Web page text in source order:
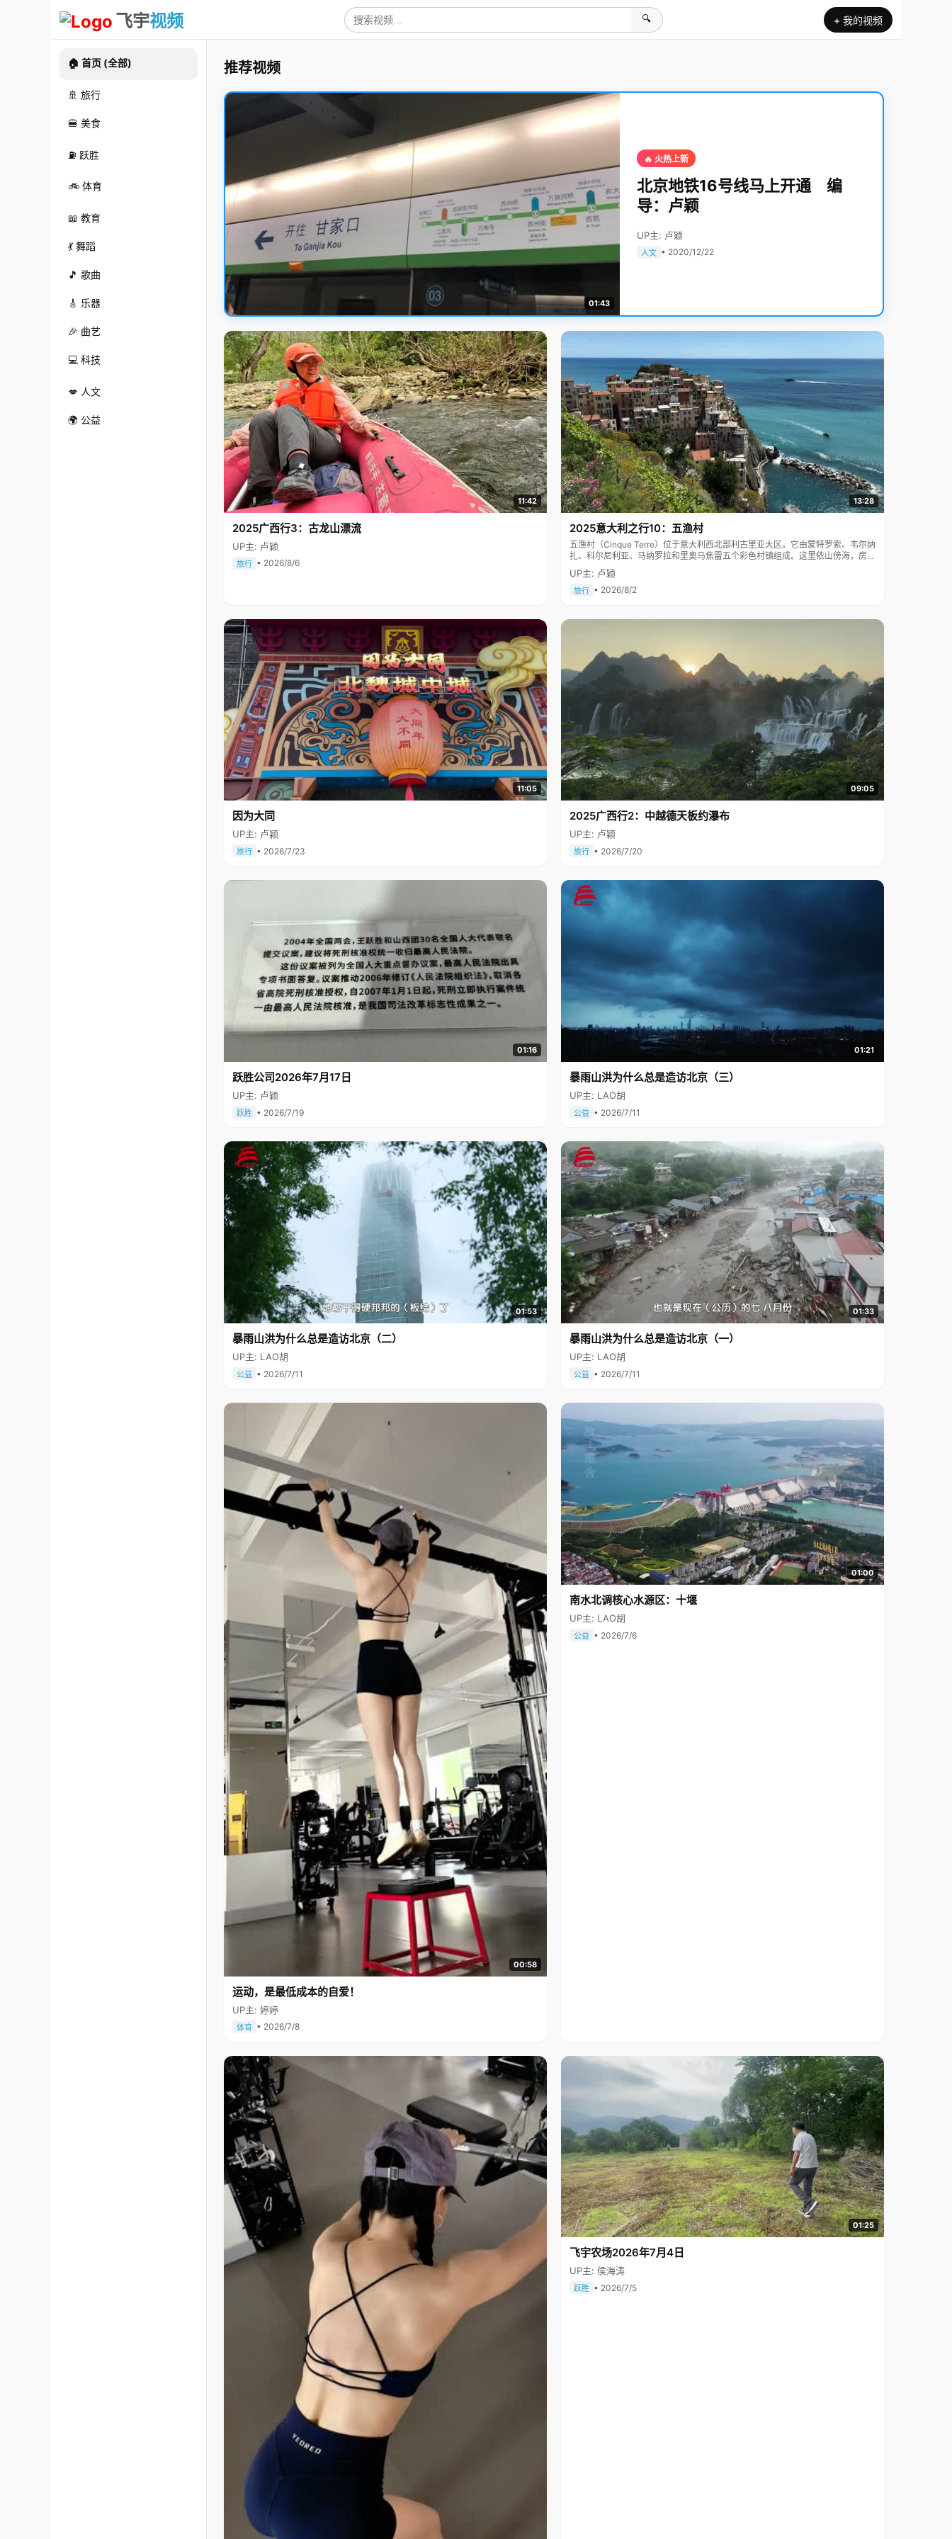
飞宇视频 🔍 + 我的视频
🏠 首页 (全部)
🚢 旅行
🍔 美食
⛽ 跃胜
🚲 体育
📖 教育
💃 舞蹈
🎵 歌曲
🎸 乐器
🎉 曲艺
💻 科技
💋 人文
🌍 公益
推荐视频
01:43
🔥 火热上新
北京地铁16号线马上开通 编
导：卢颖
UP主: 卢颖
人文 • 2020/12/22
11:42
2025广西行3：古龙山漂流
UP主: 卢颖
旅行 • 2026/8/6
13:28
2025意大利之行10：五渔村
五渔村（Cinque Terre）位于意大利西北部利古里亚大区。它由蒙特罗索、韦尔纳
扎、科尔尼利亚、马纳罗拉和里奥马焦雷五个彩色村镇组成。这里依山傍海，房屋
色彩斑斓，1997年被列为世界文化遗产。
UP主: 卢颖
旅行 • 2026/8/2
11:05
因为大同
UP主: 卢颖
旅行 • 2026/7/23
09:05
2025广西行2：中越德天板约瀑布
UP主: 卢颖
旅行 • 2026/7/20
01:16
跃胜公司2026年7月17日
UP主: 卢颖
跃胜 • 2026/7/19
01:21
暴雨山洪为什么总是造访北京（三）
UP主: LAO胡
公益 • 2026/7/11
01:53
暴雨山洪为什么总是造访北京（二）
UP主: LAO胡
公益 • 2026/7/11
01:33
暴雨山洪为什么总是造访北京（一）
UP主: LAO胡
公益 • 2026/7/11
00:58
运动，是最低成本的自爱！
UP主: 婷婷
体育 • 2026/7/8
01:00
南水北调核心水源区：十堰
UP主: LAO胡
公益 • 2026/7/6
01:25
飞宇农场2026年7月4日
UP主: 侯海涛
跃胜 • 2026/7/5